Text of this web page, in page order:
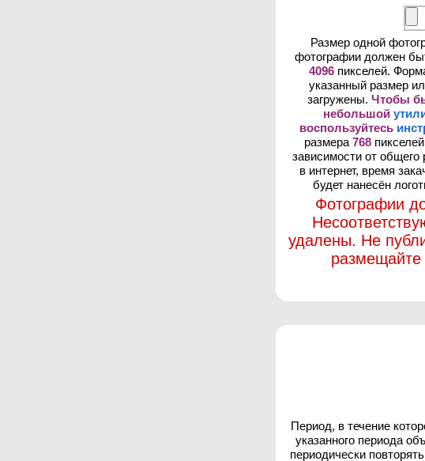
Размер одной
фотографии должен
4096 пикселей.
указанный размер
загружены. Чтобы
небольшой
воспользуйтесь
размера 768
зависимости от
в интернет, время
будет нанесён
Фотографии
удалены. Не
Период, в течение
указанного периода
периодически